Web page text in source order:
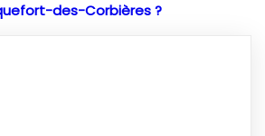
des-Corbières ?